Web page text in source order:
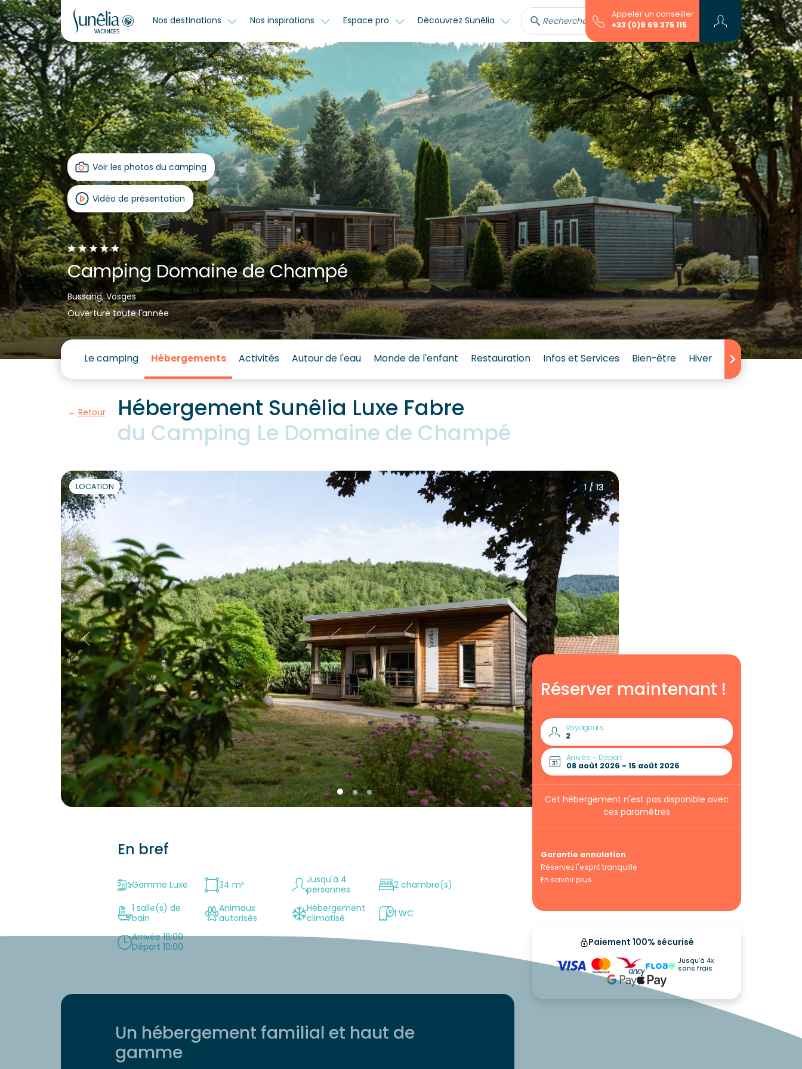
Nos destinations Nos inspirations Espace pro Découvrez Sunêlia Rechercher avec l'assistant...
Appeler un conseiller
+33 (0)9 69 375 115
Voir les photos du camping
Vidéo de présentation
Camping Domaine de Champé
Bussang, Vosges
Ouverture toute l'année
Le camping Hébergements Activités Autour de l'eau Monde de l'enfant Restauration Infos et Services Bien-être Hiver Avis
Retour
Hébergement Sunêlia Luxe Fabre
du Camping Le Domaine de Champé
Réserver maintenant !
Voyageurs
Arrivée - Départ
Cet hébergement n'est pas disponible avec
ces paramêtres
Garantie annulation
Réservez l'esprit tranquille
En savoir plus
Paiement 100% sécurisé
Jusqu’à 4x
sans frais
1 / 13
LOCATION
En bref
Gamme Luxe 34 m²
Jusqu'à 4
personnes
2 chambre(s)
1 salle(s) de
bain
Animaux
autorisés
Hébergement
climatisé
1 WC
Arrivée 16:00
Départ 10:00
Un hébergement familial et haut de
gamme